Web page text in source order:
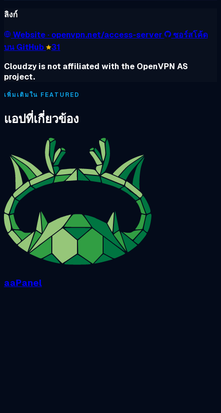
ลิงก์
Website · openvpn.net/access-server
ซอร์สโค้ด
บน GitHub
31
Cloudzy is not affiliated with the OpenVPN AS
project.
เพิ่มเติมใน FEATURED
แอปที่เกี่ยวข้อง
aaPanel